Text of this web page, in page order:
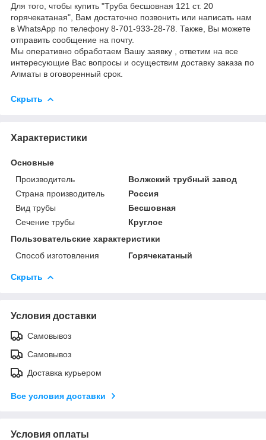
Для того, чтобы купить "Труба бесшовная 121 ст. 20
горячекатаная", Вам достаточно позвонить или написать нам
в WhatsApp по телефону 8-701-933-28-78. Также, Вы можете
отправить сообщение на почту.
Мы оперативно обработаем Вашу заявку , ответим на все
интересующие Вас вопросы и осуществим доставку заказа по
Алматы в оговоренный срок.
Скрыть
Характеристики
Основные
Производитель
Волжский трубный завод
Страна производитель
Россия
Вид трубы
Бесшовная
Сечение трубы
Круглое
Пользовательские характеристики
Способ изготовления
Горячекатаный
Скрыть
Условия доставки
Самовывоз
Самовывоз
Доставка курьером
Все условия доставки
Условия оплаты